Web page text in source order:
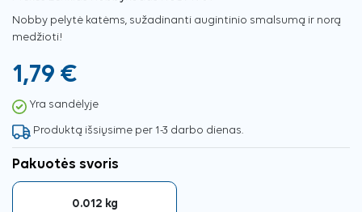
Nobby pelytė katėms, sužadinanti augintinio smalsumą ir norą
medžioti!
1,79 €
Yra sandėlyje
Produktą išsiųsime per 1-3 darbo dienas.
Pakuotės svoris
0.012 kg